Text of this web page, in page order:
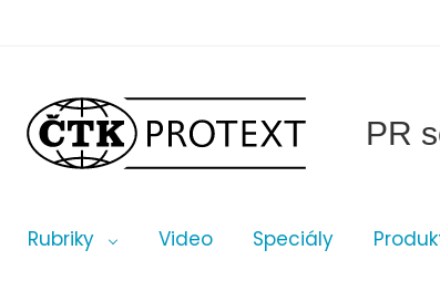
PR
Rubriky Video Speciály